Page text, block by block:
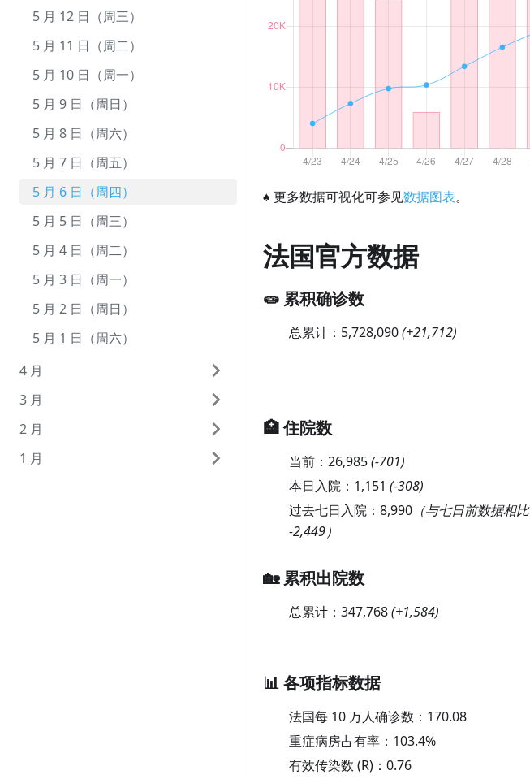
9 月 7 日（周二）
9 月 6 日（周一）
9 月 5 日（周日）
9 月 4 日（周六）
9 月 3 日（周五）
9 月 2 日（周四）
9 月 1 日（周三）
8 月 9 日（周一）
8 月 8 日（周日）
8 月 7 日（周六）
8 月 6 日（周五）
8 月 5 日（周四）
8 月 4 日（周三）
8 月 3 日（周二）
8 月 2 日（周一）
8 月 1 日（周日）
7 月 10 日（周六）
7 月 9 日（周五）
7 月 8 日（周四）
7 月 7 日（周三）
7 月 6 日（周二）
7 月 5 日（周一）
7 月 4 日（周日）
7 月 3 日（周六）
7 月 2 日（周五）
7 月 1 日（周四）
6 月 10 日（周四）
6 月 9 日（周三）
6 月 8 日（周二）
6 月 7 日（周一）
6 月 6 日（周日）
6 月 5 日（周六）
6 月 4 日（周五）
6 月 3 日（周四）
6 月 2 日（周三）
6 月 1 日（周二）
5 月 12 日（周三）
5 月 11 日（周二）
5 月 10 日（周一）
5 月 9 日（周日）
5 月 8 日（周六）
5 月 7 日（周五）
5 月 6 日（周四）
5 月 5 日（周三）
5 月 4 日（周二）
5 月 3 日（周一）
5 月 2 日（周日）
5 月 1 日（周六）
4 月
4 月 30 日（周五）
4 月 29 日（周四）
4 月 28 日（周三）
3 月
3 月 31 日（周三）
3 月 30 日（周二）
2 月
2 月 28 日（周日）
1 月
♠ 更多数据可视化可参见数据图表。
法国官方数据
🧫 累积确诊数
总累计： 5,728,090(+21,712)
🏥 住院数
当前： 26,985(-701)
本日入院： 1,151 (-308)
过去七日入院： 8,990 （与七日前数据相比
-2,449）
🏡 累积出院数
总累计： 347,768(+1,584)
📊 各项指标数据
法国每 10 万人确诊数： 170.08
重症病房占有率： 103.4%
有效传染数 (R)： 0.76